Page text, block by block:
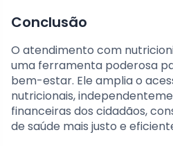
Conclusão
O atendimento com
uma ferramenta poderosa
bem-estar. Ele amplia o
nutricionais,
financeiras dos cidadãos,
de saúde mais justo e